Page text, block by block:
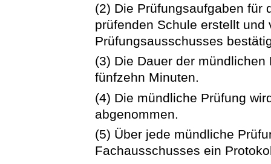
(2) Die Prüfungsaufgaben für
prüfenden Schule erstellt und
Prüfungsausschusses
(3) Die Dauer der
fünfzehn Minuten.
(4) Die mündliche Prüfung
abgenommen.
(5) Über jede mündliche
Fachausschusses ein